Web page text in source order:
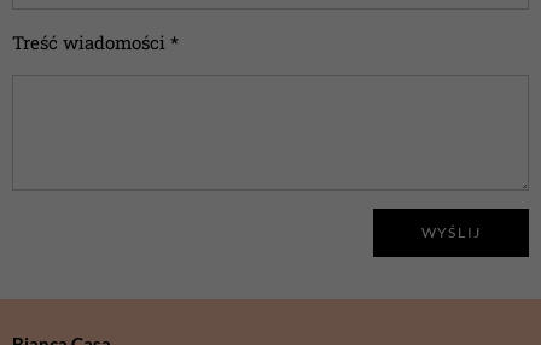
Treść wiadomości *
WYŚLIJ